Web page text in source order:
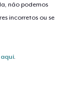
não podemos
incorretos ou se
aqui.